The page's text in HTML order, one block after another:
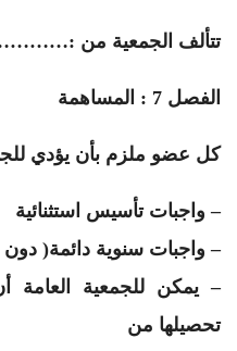
تتألف الجمعية من
الفصل 7 : المساهمة
كل عضو ملزم بأن يؤدي
– واجبات تأسيس استثنائية
– واجبات سنوية دائمة( دون
– يمكن للجمعية
تحصيلها من